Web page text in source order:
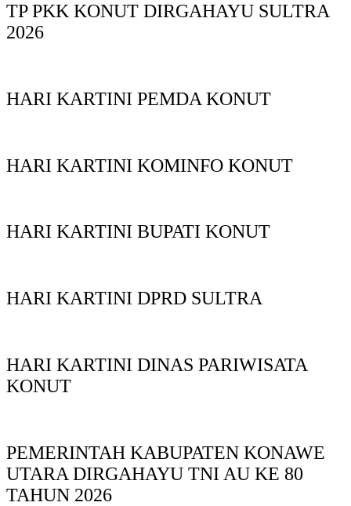
TP PKK KONUT DIRGAHAYU SULTRA
2026
HARI KARTINI PEMDA KONUT
HARI KARTINI KOMINFO KONUT
HARI KARTINI BUPATI KONUT
HARI KARTINI DPRD SULTRA
HARI KARTINI DINAS PARIWISATA
KONUT
PEMERINTAH KABUPATEN KONAWE
UTARA DIRGAHAYU TNI AU KE 80
TAHUN 2026